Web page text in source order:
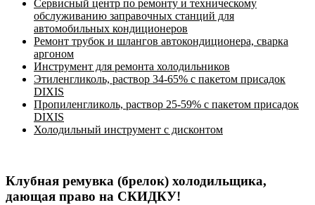
Сервисный центр по ремонту и техническому
обслуживанию заправочных станций для
автомобильных кондиционеров
Ремонт трубок и шлангов автокондиционера, сварка
аргоном
Инструмент для ремонта холодильников
Этиленгликоль, раствор 34-65% с пакетом присадок
DIXIS
Пропиленгликоль, раствор 25-59% с пакетом присадок
DIXIS
Холодильный инструмент с дисконтом
Клубная ремувка (брелок) холодильщика,
дающая право на СКИДКУ!